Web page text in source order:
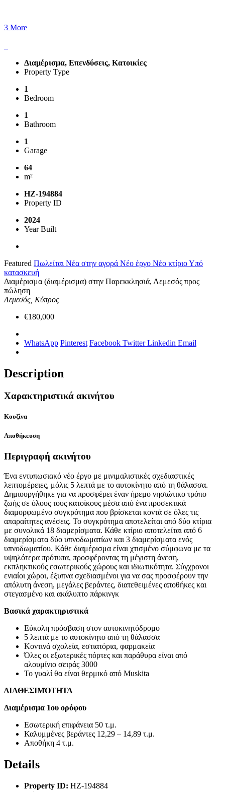
3 More
Διαμέρισμα, Επενδύσεις, Κατοικίες
Property Type
1
Bedroom
1
Bathroom
1
Garage
64
m²
HZ-194884
Property ID
2024
Year Built
Featured Πωλείται Νέα στην αγορά Νέο έργο Νέο κτίριοΥπό
κατασκευή
Διαμέρισμα (διαμέρισμα) στην Παρεκκλησιά, Λεμεσός προς
πώληση
Λεμεσός, Κύπρος
€180,000
WhatsApp Pinterest Facebook TwitterLinkedin Email
Description
Χαρακτηριστικά ακινήτου
Κουζίνα
Αποθήκευση
Περιγραφή ακινήτου
Ένα εντυπωσιακό νέο έργο με μινιμαλιστικές σχεδιαστικές
λεπτομέρειες, μόλις 5 λεπτά με το αυτοκίνητο από τη θάλασσα.
Δημιουργήθηκε για να προσφέρει έναν ήρεμο νησιώτικο τρόπο
ζωής σε όλους τους κατοίκους μέσα από ένα προσεκτικά
διαμορφωμένο συγκρότημα που βρίσκεται κοντά σε όλες τις
απαραίτητες ανέσεις. Το συγκρότημα αποτελείται από δύο κτίρια
με συνολικά 18 διαμερίσματα. Κάθε κτίριο αποτελείται από 6
διαμερίσματα δύο υπνοδωματίων και 3 διαμερίσματα ενός
υπνοδωματίου. Κάθε διαμέρισμα είναι χτισμένο σύμφωνα με τα
υψηλότερα πρότυπα, προσφέροντας τη μέγιστη άνεση,
εκπληκτικούς εσωτερικούς χώρους και ιδιωτικότητα. Σύγχρονοι
ενιαίοι χώροι, έξυπνα σχεδιασμένοι για να σας προσφέρουν την
απόλυτη άνεση, μεγάλες βεράντες, διατεθειμένες αποθήκες και
στεγασμένο και ακάλυπτο πάρκινγκ
Βασικά χαρακτηριστικά
Εύκολη πρόσβαση στον αυτοκινητόδρομο
5 λεπτά με το αυτοκίνητο από τη θάλασσα
Κοντινά σχολεία, εστιατόρια, φαρμακεία
Όλες οι εξωτερικές πόρτες και παράθυρα είναι από
αλουμίνιο σειράς 3000
Το γυαλί θα είναι θερμικό από Muskita
ΔΙΑΘΕΣΙΜΌΤΗΤΑ
Διαμέρισμα 1ου ορόφου
Εσωτερική επιφάνεια 50 τ.μ.
Καλυμμένες βεράντες 12,29 – 14,89 τ.μ.
Αποθήκη 4 τ.μ.
Details
Property ID: HZ-194884